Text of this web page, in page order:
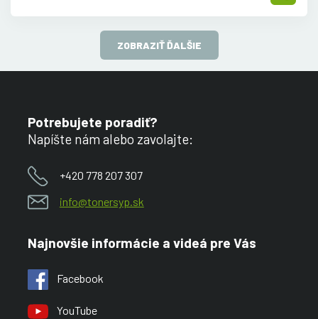
ZOBRAZIŤ ĎALŠIE
Potrebujete poradiť?
Napíšte nám alebo zavolajte:
+420 778 207 307
info@tonersyp.sk
Najnovšie informácie a videá pre Vás
Facebook
YouTube